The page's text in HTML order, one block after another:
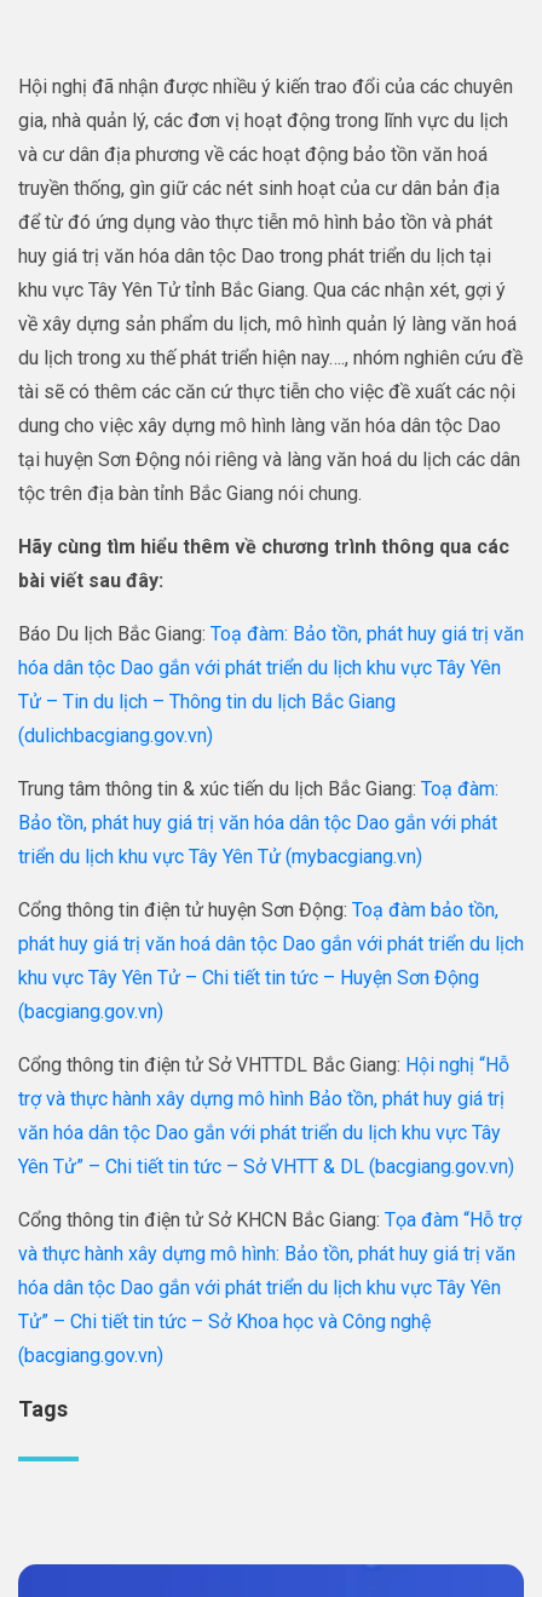
Hội nghị đã nhận được nhiều ý kiến trao đổi của các chuyên
gia, nhà quản lý, các đơn vị hoạt động trong lĩnh vực du lịch
và cư dân địa phương về các hoạt động bảo tồn văn hoá
truyền thống, gìn giữ các nét sinh hoạt của cư dân bản địa
để từ đó ứng dụng vào thực tiễn mô hình bảo tồn và phát
huy giá trị văn hóa dân tộc Dao trong phát triển du lịch tại
khu vực Tây Yên Tử tỉnh Bắc Giang. Qua các nhận xét, gợi ý
về xây dựng sản phẩm du lịch, mô hình quản lý làng văn hoá
du lịch trong xu thế phát triển hiện nay…., nhóm nghiên cứu đề
tài sẽ có thêm các căn cứ thực tiễn cho việc đề xuất các nội
dung cho việc xây dựng mô hình làng văn hóa dân tộc Dao
tại huyện Sơn Động nói riêng và làng văn hoá du lịch các dân
tộc trên địa bàn tỉnh Bắc Giang nói chung.
Hãy cùng tìm hiểu thêm về chương trình thông qua các
bài viết sau đây:
Báo Du lịch Bắc Giang: Toạ đàm: Bảo tồn, phát huy giá trị văn
hóa dân tộc Dao gắn với phát triển du lịch khu vực Tây Yên
Tử – Tin du lịch – Thông tin du lịch Bắc Giang
(dulichbacgiang.gov.vn)
Trung tâm thông tin & xúc tiến du lịch Bắc Giang: Toạ đàm:
Bảo tồn, phát huy giá trị văn hóa dân tộc Dao gắn với phát
triển du lịch khu vực Tây Yên Tử (mybacgiang.vn)
Cổng thông tin điện tử huyện Sơn Động: Toạ đàm bảo tồn,
phát huy giá trị văn hoá dân tộc Dao gắn với phát triển du lịch
khu vực Tây Yên Tử – Chi tiết tin tức – Huyện Sơn Động
(bacgiang.gov.vn)
Cổng thông tin điện tử Sở VHTTDL Bắc Giang: Hội nghị “Hỗ
trợ và thực hành xây dựng mô hình Bảo tồn, phát huy giá trị
văn hóa dân tộc Dao gắn với phát triển du lịch khu vực Tây
Yên Tử” – Chi tiết tin tức – Sở VHTT & DL (bacgiang.gov.vn)
Cổng thông tin điện tử Sở KHCN Bắc Giang: Tọa đàm “Hỗ trợ
và thực hành xây dựng mô hình: Bảo tồn, phát huy giá trị văn
hóa dân tộc Dao gắn với phát triển du lịch khu vực Tây Yên
Tử” – Chi tiết tin tức – Sở Khoa học và Công nghệ
(bacgiang.gov.vn)
Tags